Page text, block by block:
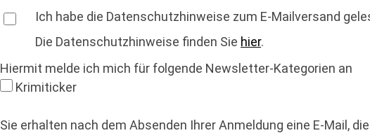
Ich habe die Datenschutzhinweise zum E-Mailversand
Die Datenschutzhinweise finden Sie hier.
Hiermit melde ich mich für folgende Newsletter-Kategorien an
Krimiticker
Sie erhalten nach dem Absenden Ihrer Anmeldung eine E-Mail,